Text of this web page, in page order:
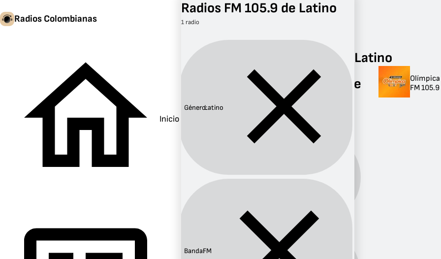
Radios Colombianas
Inicio
FM 105.9
Radios FM 105.9 de Latino
Radios FM 105.9 de
Latino
Género:Latino
FM
Radios FM 105.9 de Latino
1 radio
Género:Latino
Banda:FM